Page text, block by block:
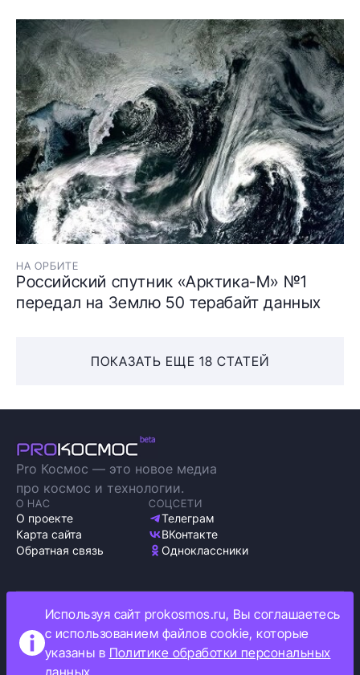
НА ОРБИТЕ
Российский спутник «Арктика-М» №1
передал на Землю 50 терабайт данных
ПОКАЗАТЬ ЕЩЕ 18 СТАТЕЙ
Pro Космос — это новое медиа
про космос и технологии.
О НАС
О проекте
Карта сайта
Обратная связь
СОЦСЕТИ
Телеграм
ВКонтакте
Одноклассники
Политика обработки персональных данных
Как мы используем cookie
Информация об ограничениях
Используя сайт prokosmos.ru, Вы соглашаетесь
с использованием файлов cookie, которые
указаны в Политике обработки персональных
данных